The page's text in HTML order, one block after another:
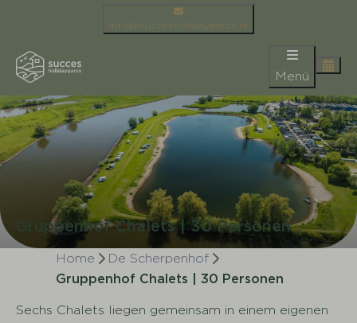
info@succesholidayparcs.nl
Menü
Gruppenhof Chalets | 30 Personen
Home
De Scherpenhof
Gruppenhof Chalets | 30 Personen
Sechs Chalets liegen gemeinsam in einem eigenen